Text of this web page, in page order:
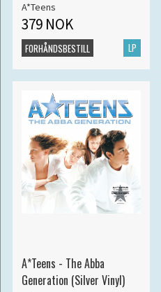
A*Teens
379 NOK
LP
FORHÅNDSBESTILL
A*Teens - The Abba
Generation (Silver Vinyl)